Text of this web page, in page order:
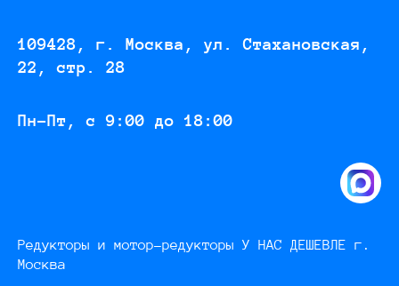
109428, г. Москва, ул. Стахановская,
22, стр. 28
Пн-Пт, с 9:00 до 18:00
Редукторы и мотор-редукторы У НАС ДЕШЕВЛЕ г.
Москва